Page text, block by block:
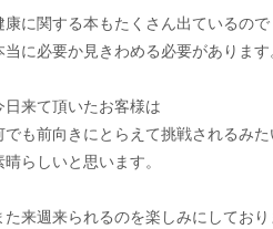
康に関する本もたくさん出ているので
当に必要か見きわめる必要があります
日来て頂いたお客様は
でも前向きにとらえて挑戦されるみ
晴らしいと思います。
た来週来られるのを楽しみにしており